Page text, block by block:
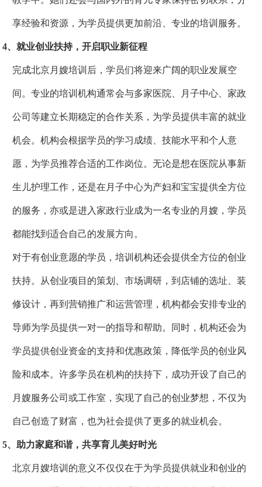
享经验和资源，为学员提供更加前沿、专业的培训服务。
4、就业创业扶持，开启职业新征程
完成北京月嫂培训后，学员们将迎来广阔的职业发展空
间。专业的培训机构通常会与多家医院、月子中心、家政
公司等建立长期稳定的合作关系，为学员提供丰富的就业
机会。机构会根据学员的学习成绩、技能水平和个人意
愿，为学员推荐合适的工作岗位。无论是想在医院从事新
生儿护理工作，还是在月子中心为产妇和宝宝提供全方位
的服务，亦或是进入家政行业成为一名专业的月嫂，学员
都能找到适合自己的发展方向。
对于有创业意愿的学员，培训机构还会提供全方位的创业
扶持。从创业项目的策划、市场调研，到店铺的选址、装
修设计，再到营销推广和运营管理，机构都会安排专业的
导师为学员提供一对一的指导和帮助。同时，机构还会为
学员提供创业资金的支持和优惠政策，降低学员的创业风
险和成本。许多学员在机构的扶持下，成功开设了自己的
月嫂服务公司或工作室，实现了自己的创业梦想，不仅为
自己创造了财富，也为社会提供了更多的就业机会。
5、助力家庭和谐，共享育儿美好时光
北京月嫂培训的意义不仅仅在于为学员提供就业和创业的